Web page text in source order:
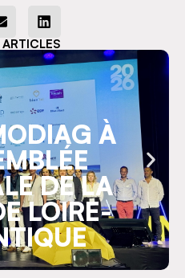
À
DE LA
LOIRE-